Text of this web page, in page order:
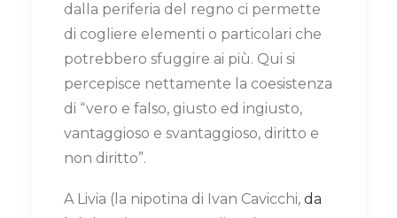
dalla periferia del regno ci permette
di cogliere elementi o particolari che
potrebbero sfuggire ai più. Qui si
percepisce nettamente la coesistenza
di “vero e falso, giusto ed ingiusto,
vantaggioso e svantaggioso, diritto e
non diritto”.
A Livia (la nipotina di Ivan Cavicchi, da